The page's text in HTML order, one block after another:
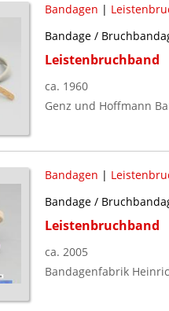
Bandagen |
Bandage /
Leistenbruchband
ca. 1960
Genz und Hoffmann
Bandagen |
Bandage /
Leistenbruchband
ca. 2005
Bandagenfabrik